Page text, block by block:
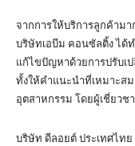
จากการให้บริการลูกค้ามา
บริษัทเอบีม คอนซัลติ้ง ได้
แก้ไขปัญหาด้วยการปรับเ
ทั้งให้คำแนะนำที่เหมาะส
อุตสาหกรรม โดยผู้เชี่ยวช
บริษัท ดีลอยต์ ประเทศไท